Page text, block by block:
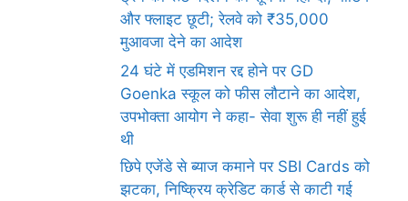
और फ्लाइट छूटी; रेलवे को ₹35,000
मुआवजा देने का आदेश
24 घंटे में एडमिशन रद्द होने पर GD
Goenka स्कूल को फीस लौटाने का आदेश,
उपभोक्ता आयोग ने कहा- सेवा शुरू ही नहीं हुई
थी
छिपे एजेंडे से ब्याज कमाने पर SBI Cards को
झटका, निष्क्रिय क्रेडिट कार्ड से काटी गई